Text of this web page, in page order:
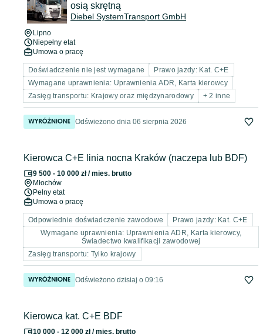
osią skrętną
Diebel SystemTransport GmbH
Lipno
Niepełny etat
Umowa o pracę
Doświadczenie nie jest wymagane
Prawo jazdy: Kat. C+E
Wymagane uprawnienia: Uprawnienia ADR, Karta kierowcy
Zasięg transportu: Krajowy oraz międzynarodowy
+ 2 inne
Odświeżono dnia 06 sierpnia 2026
Kierowca C+E linia nocna Kraków (naczepa lub BDF)
9 500 - 10 000 zł / mies. brutto
Młochów
Pełny etat
Umowa o pracę
Odpowiednie doświadczenie zawodowe
Prawo jazdy: Kat. C+E
Wymagane uprawnienia: Uprawnienia ADR, Karta kierowcy,
Świadectwo kwalifikacji zawodowej
Zasięg transportu: Tylko krajowy
Odświeżono dzisiaj o 09:16
Kierowca kat. C+E BDF
10 000 - 12 000 zł / mies. brutto